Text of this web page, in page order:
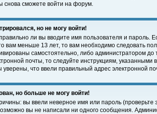
снова сможете войти на форум.
но не могу войти!
ли вы вводите имя пользователя и пароль.
вам меньше 13 лет, то вам необходимо следовать
самостоятельно, либо администратором
почты, то следуйте инструкциям,
что ввели правильный адрес электронной
но больше не могу войти!
вы ввели неверное имя или пароль
вы не написали ни одного сообщения.